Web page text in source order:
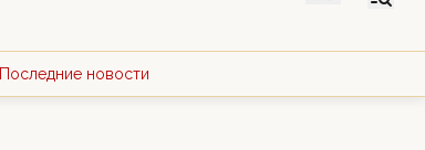
Последние новости